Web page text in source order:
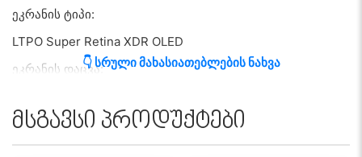
ეკრანის ტიპი:
LTPO Super Retina XDR OLED
ეკრანის დაცვა:
ეკრანის სიკაშკაშე:
👇 სრული მახასიათებლების ნახვა
მსგავსი პროდუქტები